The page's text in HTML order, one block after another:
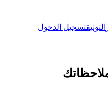
التوثيقتسجيل الدخول